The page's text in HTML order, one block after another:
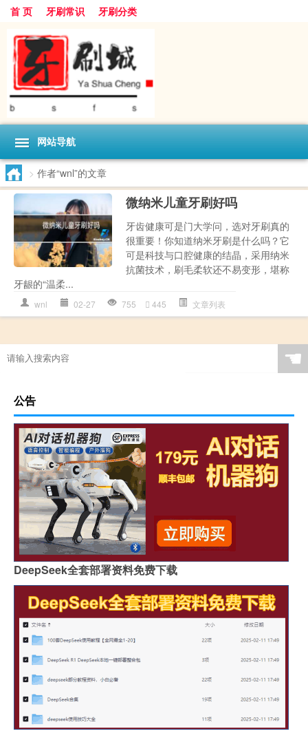
首 页 牙刷常识 牙刷分类
网站导航
> 作者“wnl”的文章
微纳米儿童牙刷好吗
牙齿健康可是门大学问，选对牙刷真的
很重要！你知道纳米牙刷是什么吗？它
可是科技与口腔健康的结晶，采用纳米
抗菌技术，刷毛柔软还不易变形，堪称
牙龈的“温柔...
wnl 02-27 755 445 文章列表
☚
公告
DeepSeek全套部署资料免费下载